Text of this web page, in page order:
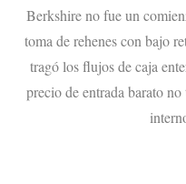
Berkshire no fue un
toma de rehenes con bajo
tragó los flujos de caja
precio de entrada barato